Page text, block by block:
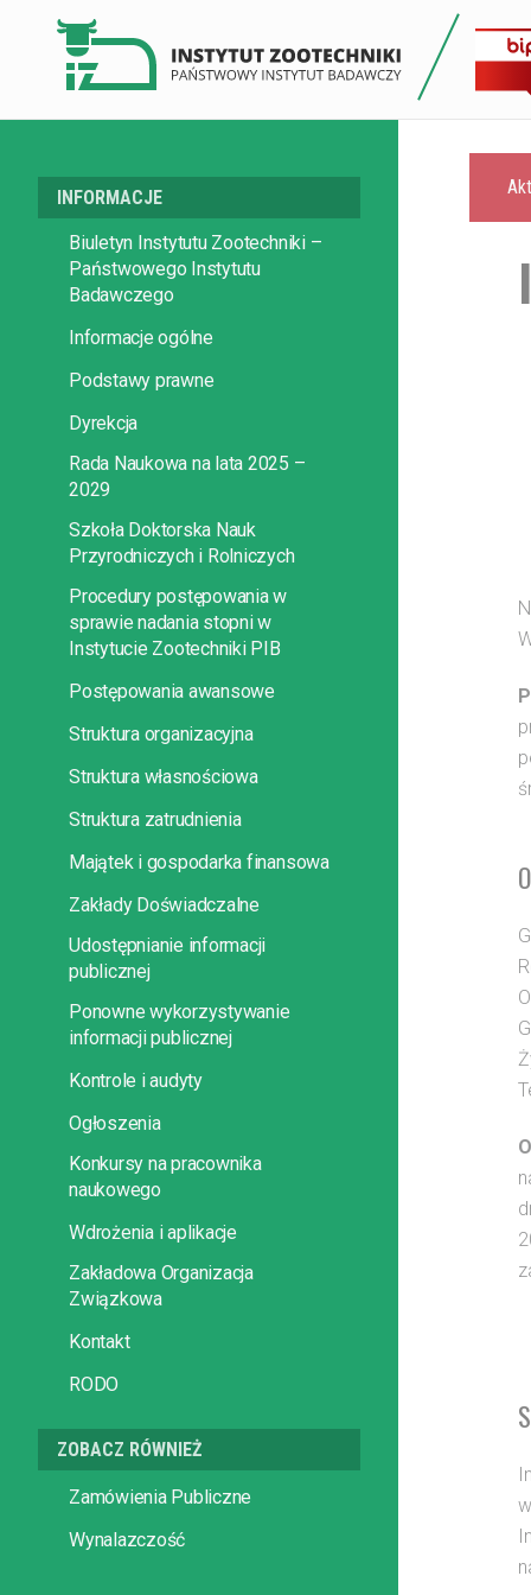
INFORMACJE
Biuletyn Instytutu Zootechniki –
Państwowego Instytutu
Badawczego
Informacje ogólne
Podstawy prawne
Dyrekcja
Rada Naukowa na lata 2025 –
2029
Szkoła Doktorska Nauk
Przyrodniczych i Rolniczych
Procedury postępowania w
sprawie nadania stopni w
Instytucie Zootechniki PIB
Postępowania awansowe
Struktura organizacyjna
Struktura własnościowa
Struktura zatrudnienia
Majątek i gospodarka finansowa
Zakłady Doświadczalne
Udostępnianie informacji
publicznej
Ponowne wykorzystywanie
informacji publicznej
Kontrole i audyty
Ogłoszenia
Konkursy na pracownika
naukowego
Wdrożenia i aplikacje
Zakładowa Organizacja
Związkowa
Kontakt
RODO
ZOBACZ RÓWNIEŻ
Zamówienia Publiczne
Wynalazczość